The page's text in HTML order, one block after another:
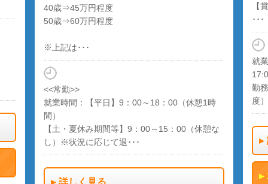
40歳⇒45万円程度
50歳⇒60万円程度
※上記は･･･
<<常勤>>
就業時間：【平日】9：00～18：00（休憩1時
間）
【土・夏休み期間等】9：00～15：00（休憩な
し）※状況に応じて退･･･
詳しく見る
【
･･･
就
勤
度）